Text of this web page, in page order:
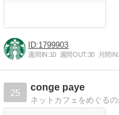
1799903
週間IN:10 週間OUT:30 月間IN:
25
conge paye